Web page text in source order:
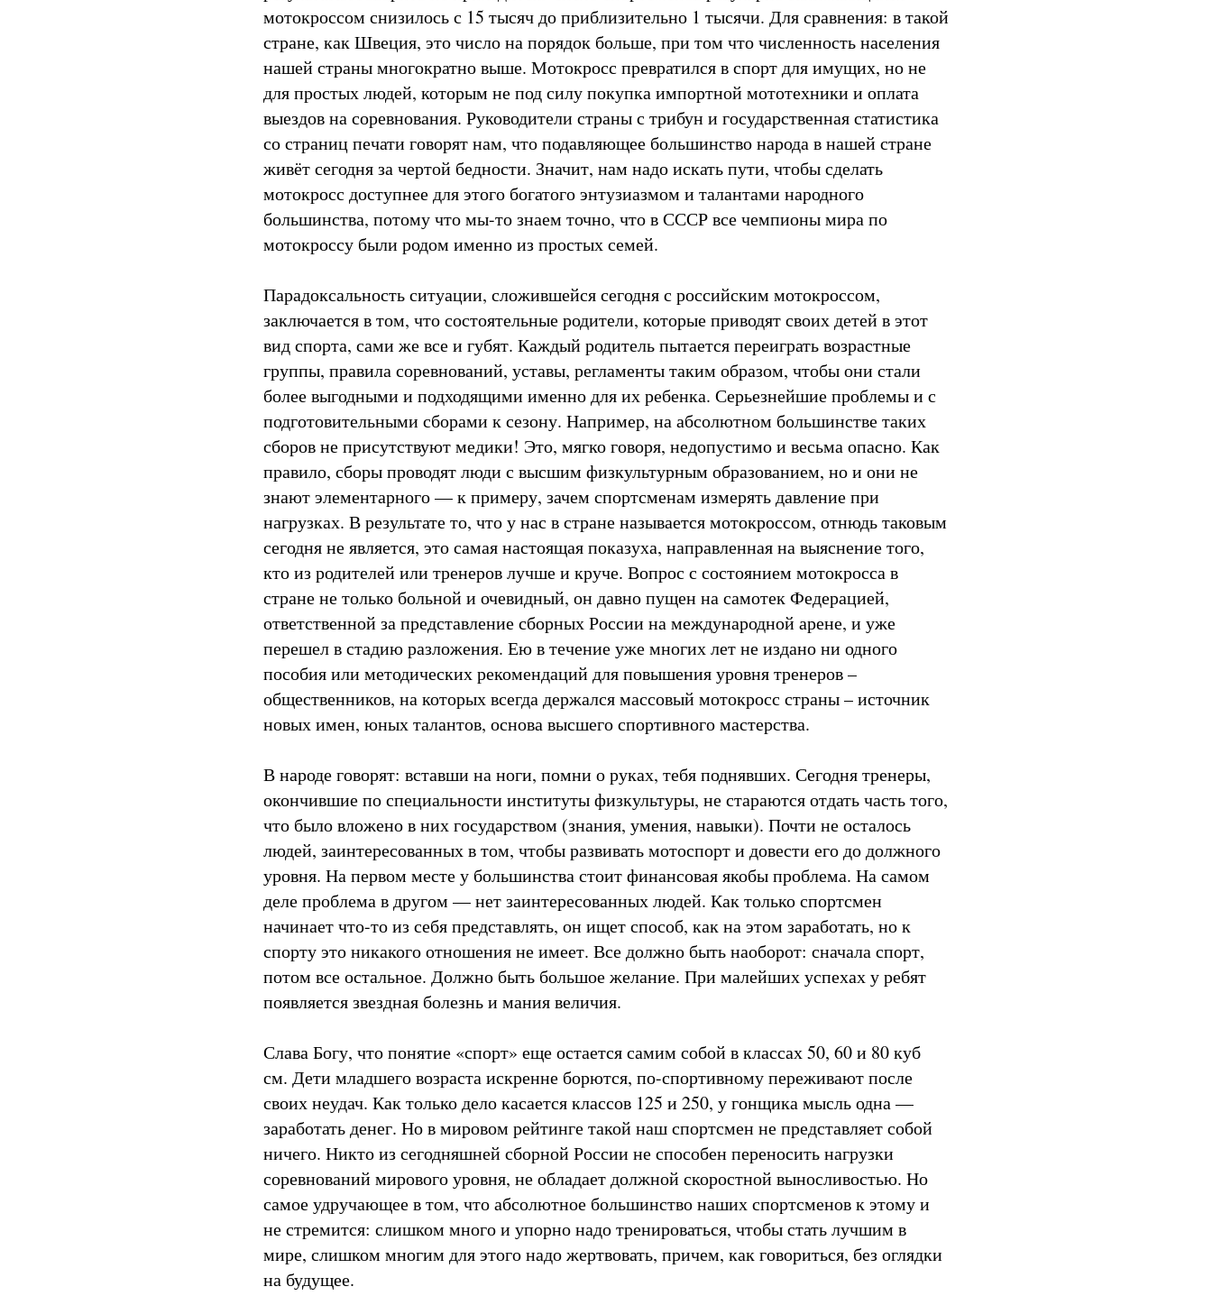
мотокроссом снизилось с 15 тысяч до приблизительно 1 тысячи. Для сравнения: в такой
стране, как Швеция, это число на порядок больше, при том что численность населения
нашей страны многократно выше. Мотокросс превратился в спорт для имущих, но не
для простых людей, которым не под силу покупка импортной мототехники и оплата
выездов на соревнования. Руководители страны с трибун и государственная статистика
со страниц печати говорят нам, что подавляющее большинство народа в нашей стране
живёт сегодня за чертой бедности. Значит, нам надо искать пути, чтобы сделать
мотокросс доступнее для этого богатого энтузиазмом и талантами народного
большинства, потому что мы-то знаем точно, что в СССР все чемпионы мира по
мотокроссу были родом именно из простых семей.
Парадоксальность ситуации, сложившейся сегодня с российским мотокроссом,
заключается в том, что состоятельные родители, которые приводят своих детей в этот
вид спорта, сами же все и губят. Каждый родитель пытается переиграть возрастные
группы, правила соревнований, уставы, регламенты таким образом, чтобы они стали
более выгодными и подходящими именно для их ребенка. Серьезнейшие проблемы и с
подготовительными сборами к сезону. Например, на абсолютном большинстве таких
сборов не присутствуют медики! Это, мягко говоря, недопустимо и весьма опасно. Как
правило, сборы проводят люди с высшим физкультурным образованием, но и они не
знают элементарного — к примеру, зачем спортсменам измерять давление при
нагрузках. В результате то, что у нас в стране называется мотокроссом, отнюдь таковым
сегодня не является, это самая настоящая показуха, направленная на выяснение того,
кто из родителей или тренеров лучше и круче. Вопрос с состоянием мотокросса в
стране не только больной и очевидный, он давно пущен на самотек Федерацией,
ответственной за представление сборных России на международной арене, и уже
перешел в стадию разложения. Ею в течение уже многих лет не издано ни одного
пособия или методических рекомендаций для повышения уровня тренеров –
общественников, на которых всегда держался массовый мотокросс страны – источник
новых имен, юных талантов, основа высшего спортивного мастерства.
В народе говорят: вставши на ноги, помни о руках, тебя поднявших. Сегодня тренеры,
окончившие по специальности институты физкультуры, не стараются отдать часть того,
что было вложено в них государством (знания, умения, навыки). Почти не осталось
людей, заинтересованных в том, чтобы развивать мотоспорт и довести его до должного
уровня. На первом месте у большинства стоит финансовая якобы проблема. На самом
деле проблема в другом — нет заинтересованных людей. Как только спортсмен
начинает что-то из себя представлять, он ищет способ, как на этом заработать, но к
спорту это никакого отношения не имеет. Все должно быть наоборот: сначала спорт,
потом все остальное. Должно быть большое желание. При малейших успехах у ребят
появляется звездная болезнь и мания величия.
Слава Богу, что понятие «спорт» еще остается самим собой в классах 50, 60 и 80 куб
см. Дети младшего возраста искренне борются, по-спортивному переживают после
своих неудач. Как только дело касается классов 125 и 250, у гонщика мысль одна —
заработать денег. Но в мировом рейтинге такой наш спортсмен не представляет собой
ничего. Никто из сегодняшней сборной России не способен переносить нагрузки
соревнований мирового уровня, не обладает должной скоростной выносливостью. Но
самое удручающее в том, что абсолютное большинство наших спортсменов к этому и
не стремится: слишком много и упорно надо тренироваться, чтобы стать лучшим в
мире, слишком многим для этого надо жертвовать, причем, как говориться, без оглядки
на будущее.